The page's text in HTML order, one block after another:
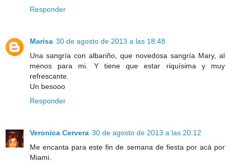
Responder
Marisa 30 de agosto de 2013 a las 18:48
Una sangría con albariño, que novedosa sangría Mary, al
menos para mi. Y tiene que estar riquísima y muy
refrescante.
Un besooo
Responder
Veronica Cervera 30 de agosto de 2013 a las 20:12
Me encanta para este fin de semana de fiesta por acá por
Miami.